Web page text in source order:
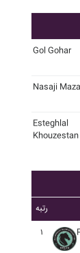
Gol Gohar
Nasaji
Esteghlal
Khouzestan
رتبه
۱